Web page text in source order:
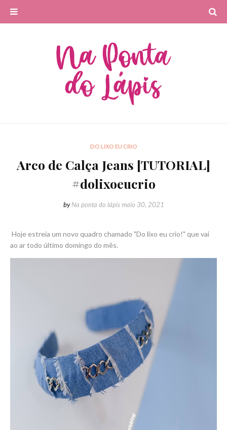
DO LIXO EU CRIO
Arco de Calça Jeans [TUTORIAL]
#dolixoeucrio
by Na ponta do lápis maio 30, 2021
Hoje estreia um novo quadro chamado "Do lixo eu crio!" que vai
ao ar todo último domingo do mês.